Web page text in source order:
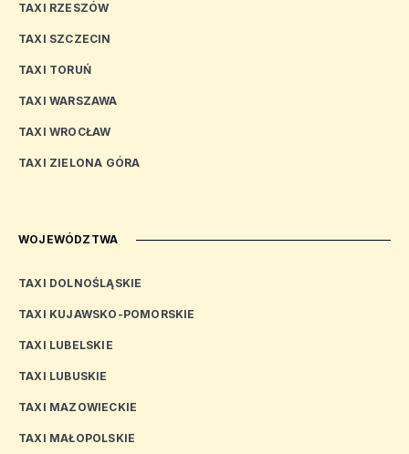
TAXI RZESZÓW
TAXI SZCZECIN
TAXI TORUŃ
TAXI WARSZAWA
TAXI WROCŁAW
TAXI ZIELONA GÓRA
WOJEWÓDZTWA
TAXI DOLNOŚLĄSKIE
TAXI KUJAWSKO-POMORSKIE
TAXI LUBELSKIE
TAXI LUBUSKIE
TAXI MAZOWIECKIE
TAXI MAŁOPOLSKIE